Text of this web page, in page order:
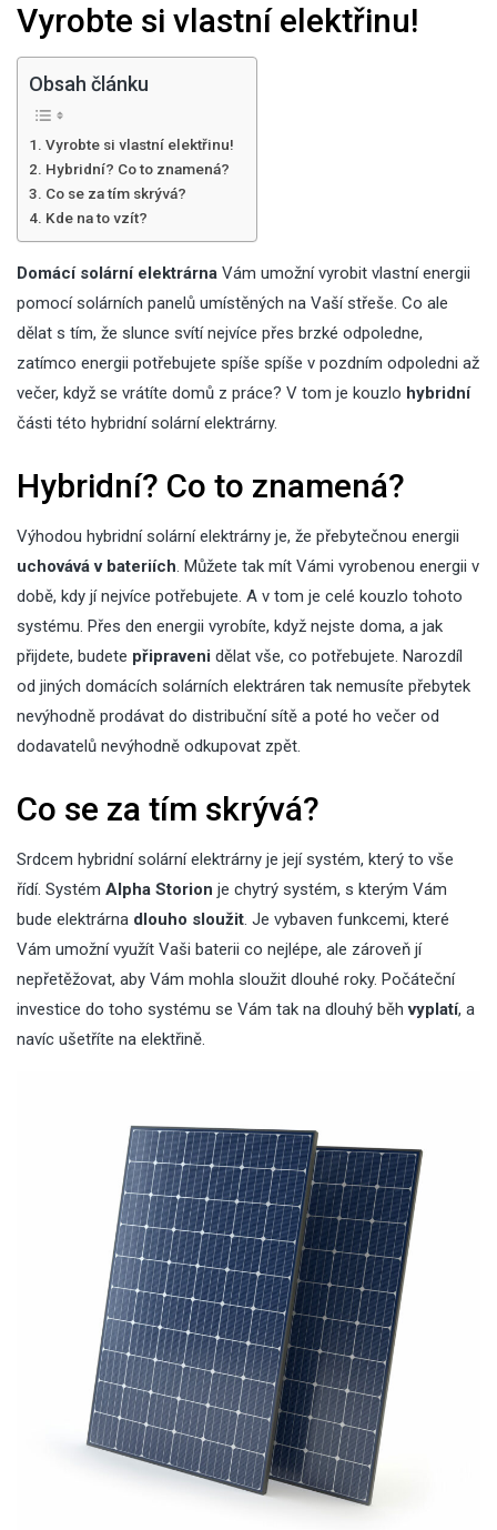
Vyrobte si vlastní elektřinu!
Obsah článku
Vyrobte si vlastní elektřinu!
Hybridní? Co to znamená?
Co se za tím skrývá?
Kde na to vzít?
Domácí solární elektrárna Vám umožní vyrobit vlastní energii
pomocí solárních panelů umístěných na Vaší střeše. Co ale
dělat s tím, že slunce svítí nejvíce přes brzké odpoledne,
zatímco energii potřebujete spíše spíše v pozdním odpoledni až
večer, když se vrátíte domů z práce? V tom je kouzlo hybridní
části této hybridní solární elektrárny.
Hybridní? Co to znamená?
Výhodou hybridní solární elektrárny je, že přebytečnou energii
uchovává v bateriích. Můžete tak mít Vámi vyrobenou energii v
době, kdy jí nejvíce potřebujete. A v tom je celé kouzlo tohoto
systému. Přes den energii vyrobíte, když nejste doma, a jak
přijdete, budete připraveni dělat vše, co potřebujete. Narozdíl
od jiných domácích solárních elektráren tak nemusíte přebytek
nevýhodně prodávat do distribuční sítě a poté ho večer od
dodavatelů nevýhodně odkupovat zpět.
Co se za tím skrývá?
Srdcem hybridní solární elektrárny je její systém, který to vše
řídí. Systém Alpha Storion je chytrý systém, s kterým Vám
bude elektrárna dlouho sloužit. Je vybaven funkcemi, které
Vám umožní využít Vaši baterii co nejlépe, ale zároveň jí
nepřetěžovat, aby Vám mohla sloužit dlouhé roky. Počáteční
investice do toho systému se Vám tak na dlouhý běhvyplatí, a
navíc ušetříte na elektřině.